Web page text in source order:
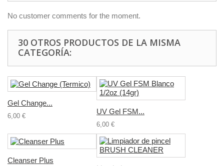
No customer comments for the moment.
30 OTROS PRODUCTOS DE LA MISMA
CATEGORÍA:
Gel Change...
6,00 €
UV Gel FSM...
6,00 €
Cleanser Plus